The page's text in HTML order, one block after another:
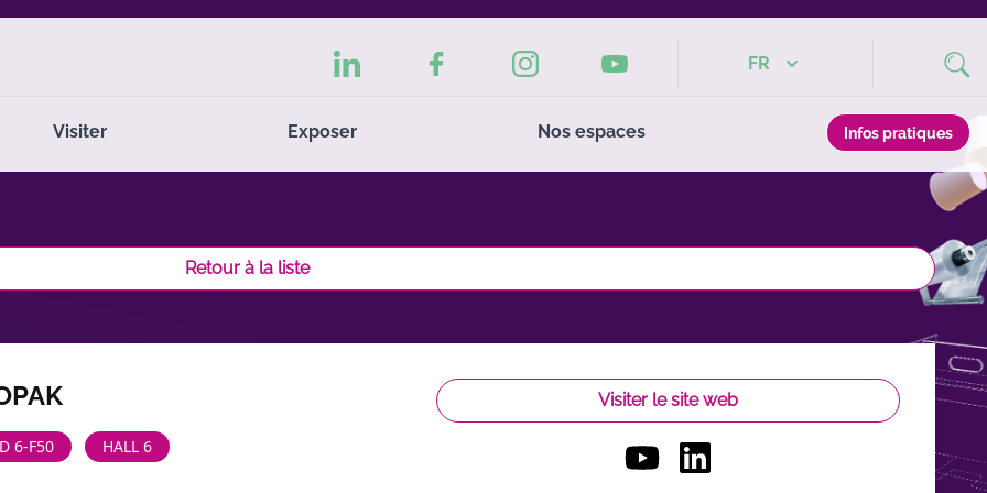
Visiter Exposer Nos espaces Infos pratiques
FR
Retour à la liste
6-F50 HALL 6
Visiter le site web